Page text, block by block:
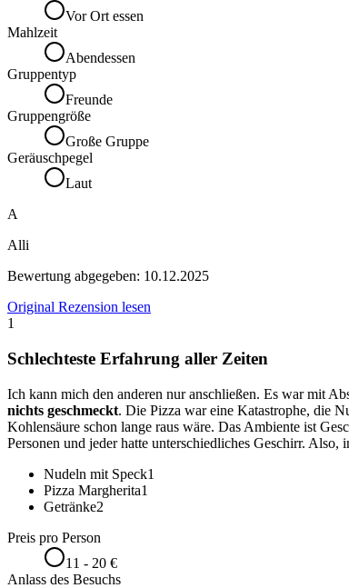
Vor Ort essen
Mahlzeit
Abendessen
Gruppentyp
Freunde
Gruppengröße
Große Gruppe
Geräuschpegel
Laut
A
Alli
Bewertung abgegeben: 10.12.2025
Original Rezension lesen
1
Schlechteste Erfahrung aller Zeiten
Ich kann mich den anderen nur anschließen. Es war mit
nichts geschmeckt. Die Pizza war eine Katastrophe, die
Kohlensäure schon lange raus wäre. Das Ambiente ist
Personen und jeder hatte unterschiedliches Geschirr. Also,
Nudeln mit Speck1
Pizza Margherita1
Getränke2
Preis pro Person
11 - 20 €
Anlass des Besuchs